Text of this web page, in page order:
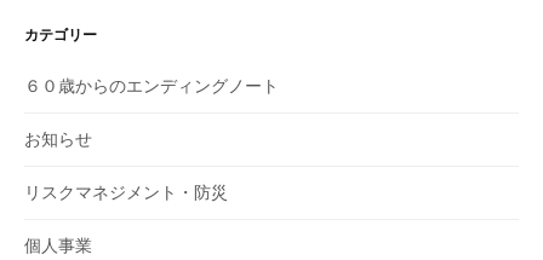
カテゴリー
６０歳からのエンディングノート
お知らせ
リスクマネジメント・防災
個人事業